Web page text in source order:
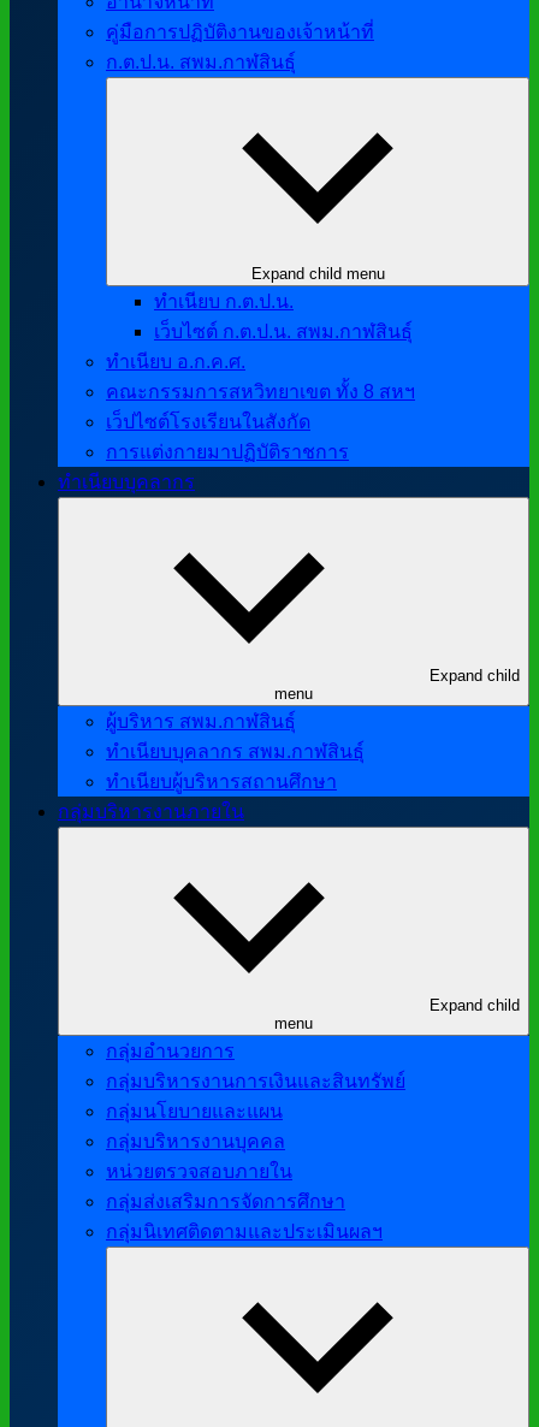
คู่มือการปฏิบัติงานของเจ้าหน้าที่
ก.ต.ป.น. สพม.กาฬสินธุ์
Expand child menu
ทำเนียบ ก.ต.ป.น.
เว็บไซต์ ก.ต.ป.น. สพม.กาฬสินธุ์
ทำเนียบ อ.ก.ค.ศ.
คณะกรรมการสหวิทยาเขต ทั้ง 8 สหฯ
เว็ปไซต์โรงเรียนในสังกัด
การแต่งกายมาปฏิบัติราชการ
ทำเนียบบุคลากร
Expand child
menu
ผู้บริหาร สพม.กาฬสินธุ์
ทำเนียบบุคลากร สพม.กาฬสินธุ์
ทำเนียบผู้บริหารสถานศึกษา
กลุ่มบริหารงานภายใน
Expand child
menu
กลุ่มอำนวยการ
กลุ่มบริหารงานการเงินและสินทรัพย์
กลุ่มนโยบายและแผน
กลุ่มบริหารงานบุคคล
หน่วยตรวจสอบภายใน
กลุ่มส่งเสริมการจัดการศึกษา
กลุ่มนิเทศติดตามและประเมินผลฯ